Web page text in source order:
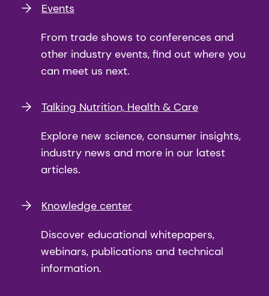
Events
From trade shows to conferences and
other industry events, find out where you
can meet us next.
Talking Nutrition, Health & Care
Explore new science, consumer insights,
industry news and more in our latest
articles.
Knowledge center
Discover educational whitepapers,
webinars, publications and technical
information.